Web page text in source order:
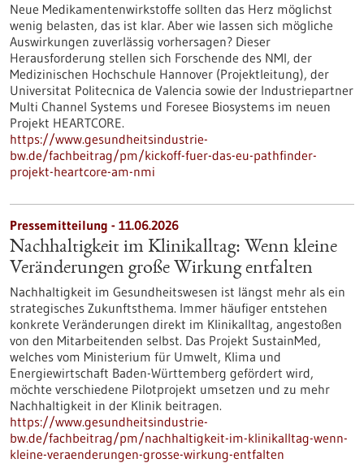
Neue Medikamentenwirkstoffe sollten das Herz möglichst
wenig belasten, das ist klar. Aber wie lassen sich mögliche
Auswirkungen zuverlässig vorhersagen? Dieser
Herausforderung stellen sich Forschende des NMI, der
Medizinischen Hochschule Hannover (Projektleitung), der
Universitat Politecnica de Valencia sowie der Industriepartner
Multi Channel Systems und Foresee Biosystems im neuen
Projekt HEARTCORE.
https://www.gesundheitsindustrie-
bw.de/fachbeitrag/pm/kickoff-fuer-das-eu-pathfinder-
projekt-heartcore-am-nmi
Pressemitteilung - 11.06.2026
Nachhaltigkeit im Klinikalltag: Wenn kleine
Veränderungen große Wirkung entfalten
Nachhaltigkeit im Gesundheitswesen ist längst mehr als ein
strategisches Zukunftsthema. Immer häufiger entstehen
konkrete Veränderungen direkt im Klinikalltag, angestoßen
von den Mitarbeitenden selbst. Das Projekt SustainMed,
welches vom Ministerium für Umwelt, Klima und
Energiewirtschaft Baden-Württemberg gefördert wird,
möchte verschiedene Pilotprojekt umsetzen und zu mehr
Nachhaltigkeit in der Klinik beitragen.
https://www.gesundheitsindustrie-
bw.de/fachbeitrag/pm/nachhaltigkeit-im-klinikalltag-wenn-
kleine-veraenderungen-grosse-wirkung-entfalten